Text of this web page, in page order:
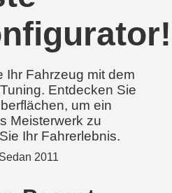
Ihr Fahrzeug mit dem
Entdecken Sie
um ein
Meisterwerk zu
Ihr Fahrerlebnis.